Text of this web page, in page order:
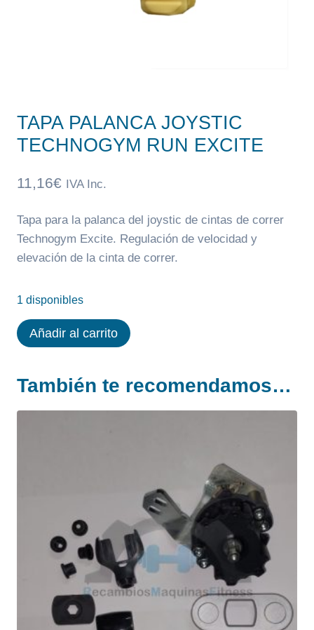
TAPA PALANCA JOYSTIC
TECHNOGYM RUN EXCITE
11,16€ IVA Inc.
Tapa para la palanca del joystic de cintas de correr
Technogym Excite. Regulación de velocidad y
elevación de la cinta de correr.
1 disponibles
TAPA
PALANCA
TECHNOGYM
Añadir al carrito
También te recomendamos…